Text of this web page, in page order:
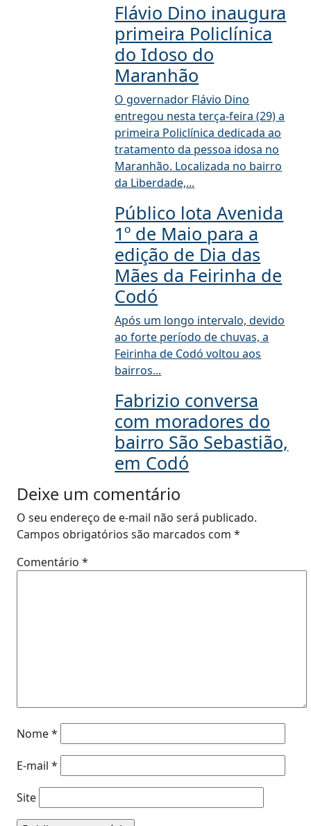
Flávio Dino inaugura
primeira Policlínica
do Idoso do
Maranhão
O governador Flávio Dino
entregou nesta terça-feira (29) a
primeira Policlínica dedicada ao
tratamento da pessoa idosa no
Maranhão. Localizada no bairro
da Liberdade,...
Público lota Avenida
1º de Maio para a
edição de Dia das
Mães da Feirinha de
Codó
Após um longo intervalo, devido
ao forte período de chuvas, a
Feirinha de Codó voltou aos
bairros...
Fabrizio conversa
com moradores do
bairro São Sebastião,
em Codó
Deixe um comentário
O seu endereço de e-mail não será publicado.
Campos obrigatórios são marcados com *
Comentário *
Nome*
E-mail *
Site